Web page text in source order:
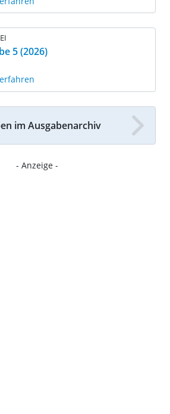
5 (2026)
im Ausgabenarchiv
- Anzeige -